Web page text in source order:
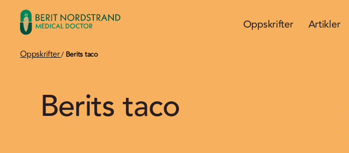
Oppskrifter Artikler
Oppskrifter/ Berits taco
Berits taco